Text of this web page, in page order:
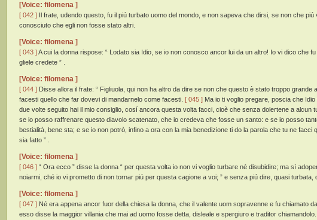
[Voice: filomena ]
[ 042 ] Il frate, udendo questo, fu il piú turbato uomo del mondo, e non sapeva che dirsi, se non che
conosciuto che egli non fosse stato altri.
[Voice: filomena ]
[ 043 ]A cui la donna rispose: “ Lodato sia Idio, se io non conosco ancor lui da un altro! Io vi dico che
gliele credete ” .
[Voice: filomena ]
[ 044 ] Disse allora il frate: “ Figliuola, qui non ha altro da dire se non che questo è stato troppo grande
facesti quello che far dovevi di mandarnelo come facesti. [ 045 ] Ma io ti voglio pregare, poscia che
due volte seguito hai il mio consiglio, cosí ancora questa volta facci, cioè che senza dolertene a alcun
se io posso raffrenare questo diavolo scatenato, che io credeva che fosse un santo: e se io posso
bestialità, bene sta; e se io non potrò, infino a ora con la mia benedizione ti do la parola che tu ne facci
sia fatto ” .
[Voice: filomena ]
[ 046 ] “ Ora ecco ” disse la donna “ per questa volta io non vi voglio turbare né disubidire; ma sí
noiarmi, ché io vi prometto di non tornar piú per questa cagione a voi; ” e senza piú dire, quasi turbata,
[Voice: filomena ]
[ 047 ] Né era appena ancor fuor della chiesa la donna, che il valente uom sopravenne e fu chiamato
esso disse la maggior villania che mai ad uomo fosse detta, disleale e spergiuro e traditor